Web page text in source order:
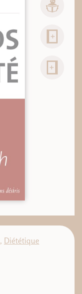
, Diététique